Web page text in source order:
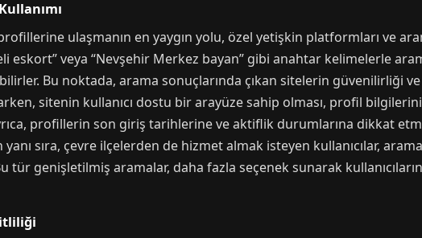
ulaşmanın en yaygın yolu, özel yetişkin platformları ve
eskort” veya “Nevşehir Merkez bayan” gibi anahtar kelimelerle
Bu noktada, arama sonuçlarında çıkan sitelerin güvenilirliği
sitenin kullanıcı dostu bir arayüze sahip olması, profil
profillerin son giriş tarihlerine ve aktiflik durumlarına dikkat
sıra, çevre ilçelerden de hizmet almak isteyen kullanıcılar,
tür genişletilmiş aramalar, daha fazla seçenek sunarak